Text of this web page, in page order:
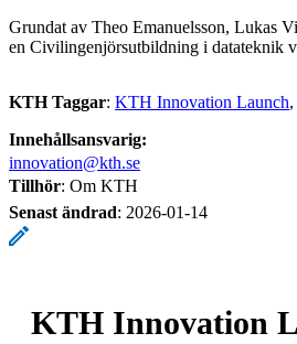
Grundat av Theo Emanuelsson, Lukas
en Civilingenjörsutbildning i datateknik
KTH Taggar: KTH Innovation Launch
Innehållsansvarig:
innovation@kth.se
Tillhör: Om KTH
Senast ändrad: 2026-01-14
KTH Innovation